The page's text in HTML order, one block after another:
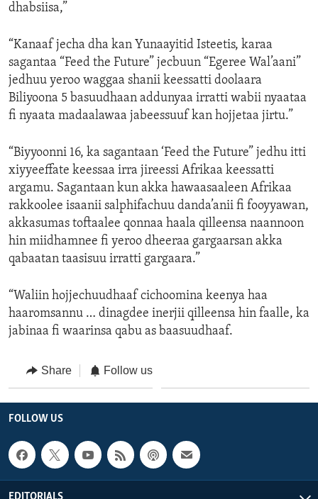
dhabsiisa,”
“Kanaaf jecha dha kan Yunaayitid Isteetis, karaa
sagantaa “Feed the Future” jecbuun “Egeree Wal’aani”
jedhuu yeroo waggaa shanii keessatti doolaara
Biliyoona 5 basuudhaan addunyaa irratti wabii nyaataa
fi nyaata madaalawaa jabeessuuf kan hojjetaa jirtu.”
“Biyyoonni 16, ka sagantaan ‘Feed the Future” jedhu itti
xiyyeeffate keessaa irra jireessi Afrikaa keessatti
argamu. Sagantaan kun akka hawaasaaleen Afrikaa
rakkoolee isaanii salphifachuu danda’anii fi fooyyawan,
akkasumas toftaalee qonnaa haala qilleensa naannoon
hin miidhamnee fi yeroo dheeraa gargaarsan akka
qabaatan taasisuu irratti gargaara.”
“Waliin hojjechuudhaaf cichoomina keenya haa
haaromsannu … dinagdee inerjii qilleensa hin faalle, ka
jabinaa fi waarinsa qabu as baasuudhaaf.
Share Follow us
FOLLOW US
EDITORIALS